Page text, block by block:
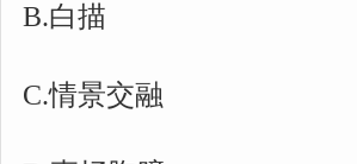
B.白描
C.情景交融